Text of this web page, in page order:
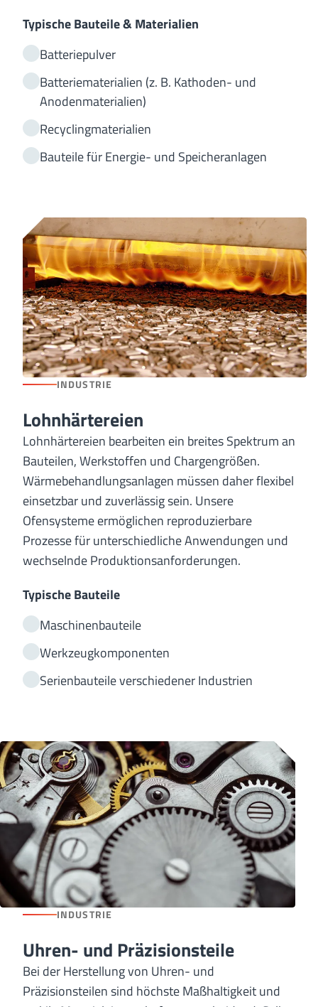
Typische Bauteile & Materialien
Batteriepulver
Batteriematerialien (z. B. Kathoden- und
Anodenmaterialien)
Recyclingmaterialien
Bauteile für Energie- und Speicheranlagen
INDUSTRIE
Lohnhärtereien
Lohnhärtereien bearbeiten ein breites Spektrum an
Bauteilen, Werkstoffen und Chargengrößen.
Wärmebehandlungsanlagen müssen daher flexibel
einsetzbar und zuverlässig sein. Unsere
Ofensysteme ermöglichen reproduzierbare
Prozesse für unterschiedliche Anwendungen und
wechselnde Produktionsanforderungen.
Typische Bauteile
Maschinenbauteile
Werkzeugkomponenten
Serienbauteile verschiedener Industrien
INDUSTRIE
Uhren- und Präzisionsteile
Bei der Herstellung von Uhren- und
Präzisionsteilen sind höchste Maßhaltigkeit und